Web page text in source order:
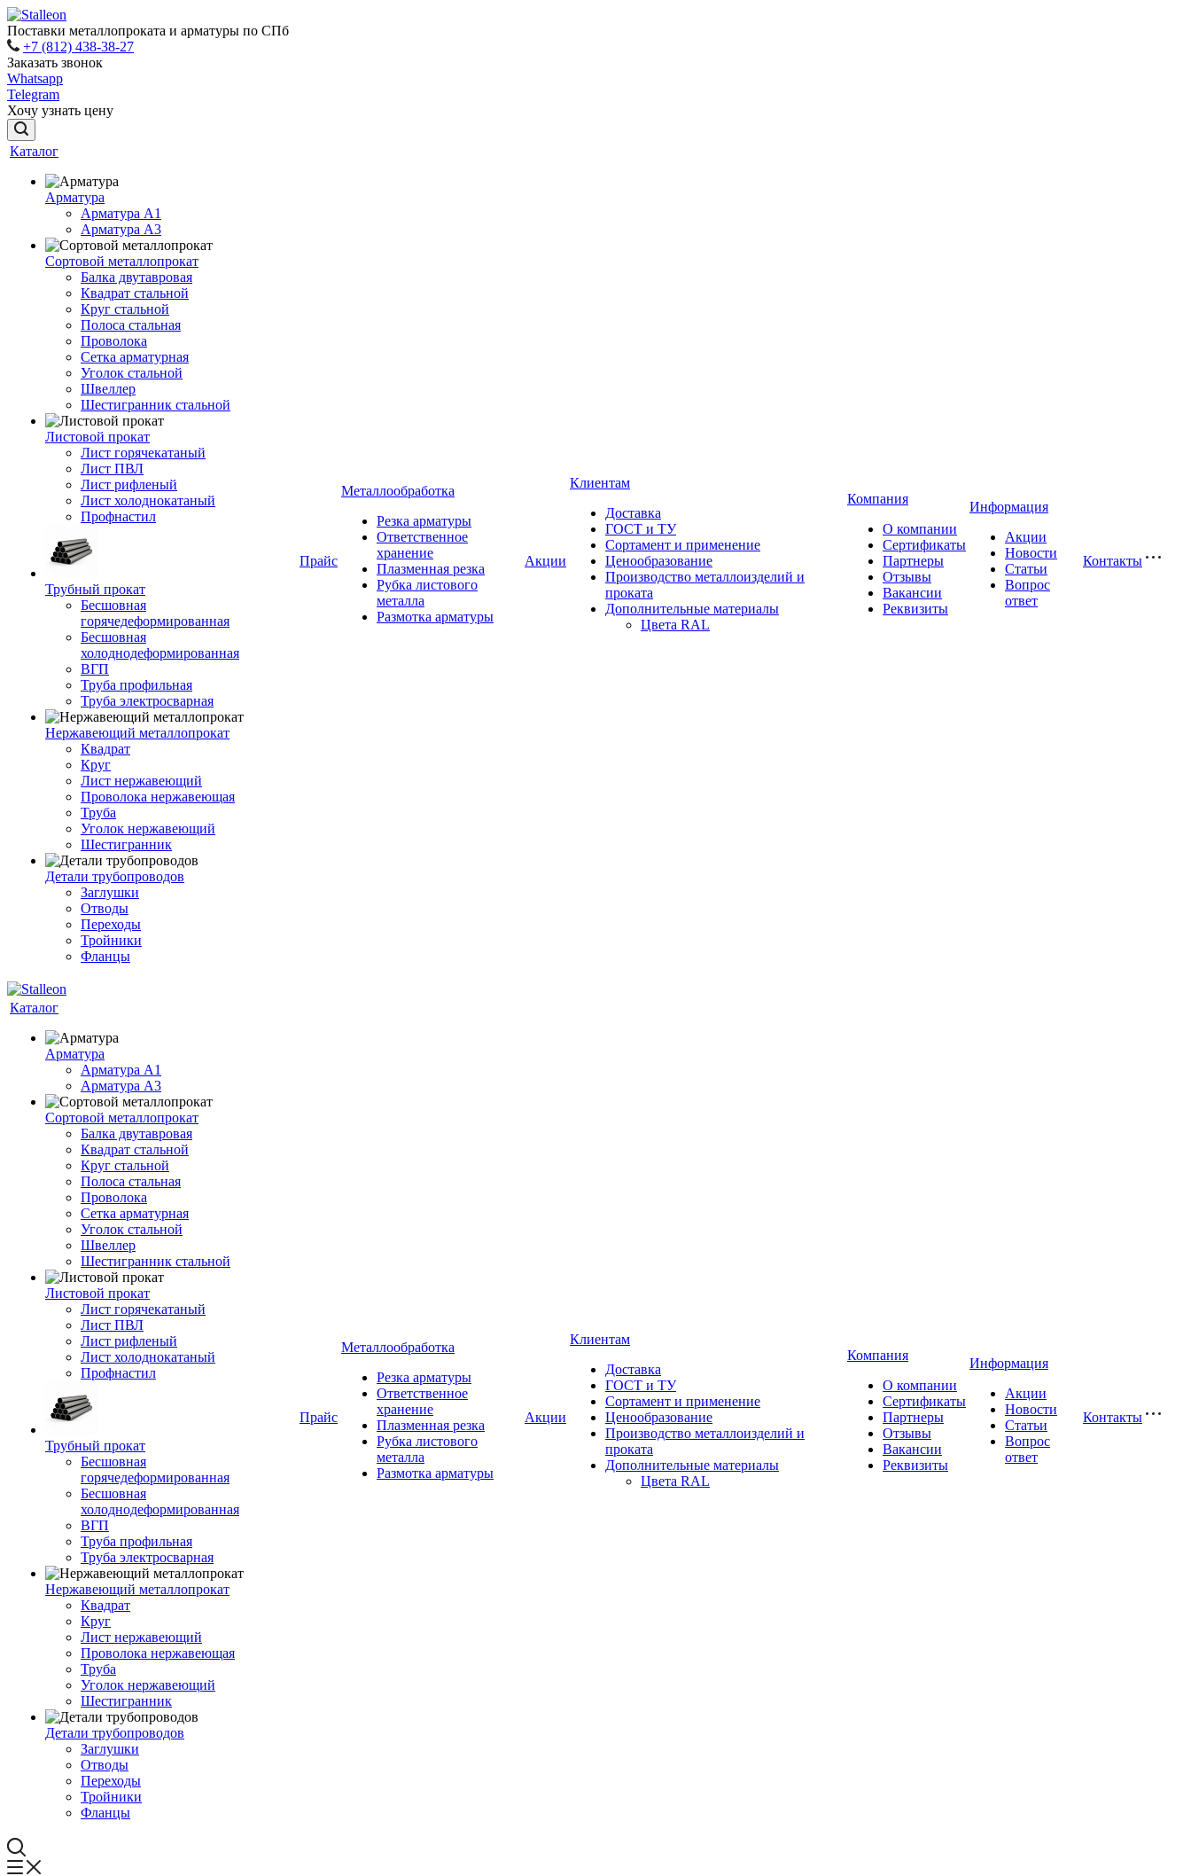
Поставки металлопроката и арматуры по СПб
+7 (812) 438-38-27
Заказать звонок
Whatsapp
Telegram
Хочу узнать цену
Каталог
Арматура
Арматура A1
Арматура А3
Сортовой металлопрокат
Балка двутавровая
Квадрат стальной
Круг стальной
Полоса стальная
Проволока
Сетка арматурная
Уголок стальной
Швеллер
Шестигранник стальной
Листовой прокат
Лист горячекатаный
Лист ПВЛ
Лист рифленый
Лист холоднокатаный
Профнастил
Трубный прокат
Бесшовная
горячедеформированная
Бесшовная
холоднодеформированная
ВГП
Труба профильная
Труба электросварная
Нержавеющий металлопрокат
Квадрат
Круг
Лист нержавеющий
Проволока нержавеющая
Труба
Уголок нержавеющий
Шестигранник
Детали трубопроводов
Заглушки
Отводы
Переходы
Тройники
Фланцы
Прайс
Металлообработка
Резка арматуры
Ответственное
хранение
Плазменная резка
Рубка листового
металла
Размотка арматуры
Акции
Клиентам
Доставка
ГОСТ и ТУ
Сортамент и применение
Ценообразование
Производство металлоизделий и
проката
Дополнительные материалы
Цвета RAL
Компания
О компании
Сертификаты
Партнеры
Отзывы
Вакансии
Реквизиты
Информация
Акции
Новости
Статьи
Вопрос
ответ
Контакты
Каталог
Арматура
Арматура A1
Арматура А3
Сортовой металлопрокат
Балка двутавровая
Квадрат стальной
Круг стальной
Полоса стальная
Проволока
Сетка арматурная
Уголок стальной
Швеллер
Шестигранник стальной
Листовой прокат
Лист горячекатаный
Лист ПВЛ
Лист рифленый
Лист холоднокатаный
Профнастил
Трубный прокат
Бесшовная
горячедеформированная
Бесшовная
холоднодеформированная
ВГП
Труба профильная
Труба электросварная
Нержавеющий металлопрокат
Квадрат
Круг
Лист нержавеющий
Проволока нержавеющая
Труба
Уголок нержавеющий
Шестигранник
Детали трубопроводов
Заглушки
Отводы
Переходы
Тройники
Фланцы
Прайс
Металлообработка
Резка арматуры
Ответственное
хранение
Плазменная резка
Рубка листового
металла
Размотка арматуры
Акции
Клиентам
Доставка
ГОСТ и ТУ
Сортамент и применение
Ценообразование
Производство металлоизделий и
проката
Дополнительные материалы
Цвета RAL
Компания
О компании
Сертификаты
Партнеры
Отзывы
Вакансии
Реквизиты
Информация
Акции
Новости
Статьи
Вопрос
ответ
Контакты